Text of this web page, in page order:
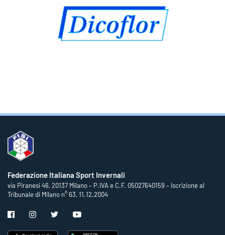
Federazione Italiana Sport Invernali
via Piranesi 46, 20137 Milano – P.IVA e C.F. 05027640159 – Iscrizione al
Tribunale di Milano n° 63, 11.12.2004